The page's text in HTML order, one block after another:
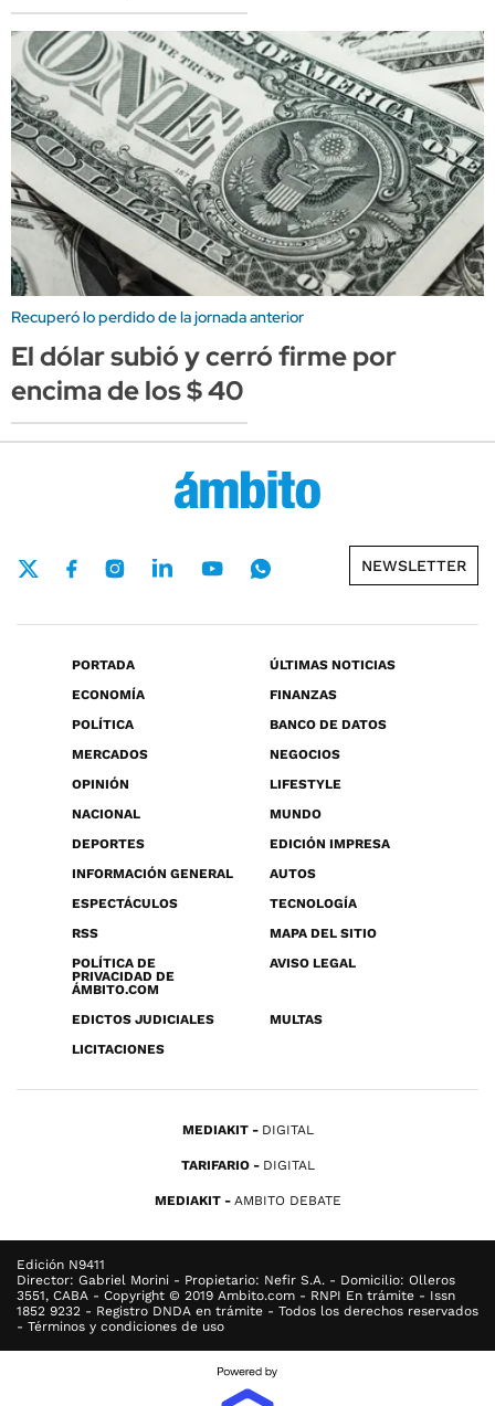
Recuperó lo perdido de la jornada anterior
El dólar subió y cerró firme por
encima de los $ 40
NEWSLETTER
PORTADA
ÚLTIMAS NOTICIAS
ECONOMÍA
FINANZAS
POLÍTICA
BANCO DE DATOS
MERCADOS
NEGOCIOS
OPINIÓN
LIFESTYLE
NACIONAL
MUNDO
DEPORTES
EDICIÓN IMPRESA
INFORMACIÓN GENERAL
AUTOS
ESPECTÁCULOS
TECNOLOGÍA
RSS
MAPA DEL SITIO
POLÍTICA DE
PRIVACIDAD DE
ÁMBITO.COM
AVISO LEGAL
EDICTOS JUDICIALES
MULTAS
LICITACIONES
MEDIAKIT DIGITAL
TARIFARIO DIGITAL
MEDIAKIT AMBITO DEBATE
Edición N9411
Director: Gabriel Morini - Propietario: Nefir S.A. - Domicilio: Olleros
3551, CABA - Copyright © 2019 Ambito.com - RNPI En trámite - Issn
1852 9232 - Registro DNDA en trámite - Todos los derechos reservados
- Términos y condiciones de uso